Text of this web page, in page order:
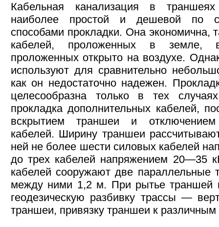
Кабельная канализация в
наиболее простой и дешевой по
способами прокладки. Она экономична,
кабелей, проложенных в земле,
проложенных открыто на воздухе.
используют для сравнительно
как он недостаточно надежен.
целесообразна только в тех
прокладка дополнительных кабелей,
вскрытием траншеи и
кабелей. Ширину траншеи
ней не более шести силовых кабелей
до трех кабелей напряжением 20—35
кабелей сооружают две параллельные
между ними 1,2 м. При рытье траншей
геодезическую разбивку трассы —
траншеи, привязку траншеи к различным